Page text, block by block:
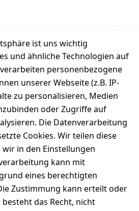
ist uns wichtig
und ähnliche Technologien auf
personenbezogene
unserer Webseite (z.B. IP-
zu personalisieren, Medien
oder Zugriffe auf
Die Datenverarbeitung
Cookies. Wir teilen diese
in den Einstellungen
kann mit
eines berechtigten
Zustimmung kann erteilt oder
das Recht, nicht